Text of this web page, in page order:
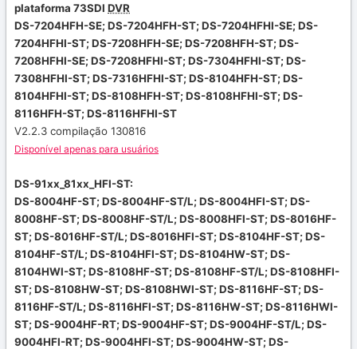
plataforma 73SDI DVR
DS-7204HFH-SE;DS-7204HFH-ST;DS-7204HFHI-SE;DS-
7204HFHI-ST;DS-7208HFH-SE;DS-7208HFH-ST;DS-
7208HFHI-SE;DS-7208HFHI-ST;DS-7304HFHI-ST;DS-
7308HFHI-ST;DS-7316HFHI-ST;DS-8104HFH-ST;DS-
8104HFHI-ST;DS-8108HFH-ST;DS-8108HFHI-ST;DS-
8116HFH-ST;DS-8116HFHI-ST
V2.2.3 compilação 130816
Disponível apenas para usuários
DS-91xx_81xx_HFI-ST:
DS-8004HF-ST; DS-8004HF-ST/L; DS-8004HFI-ST; DS-
8008HF-ST; DS-8008HF-ST/L; DS-8008HFI-ST; DS-8016HF-
ST; DS-8016HF-ST/L; DS-8016HFI-ST; DS-8104HF-ST; DS-
8104HF-ST/L; DS-8104HFI-ST; DS-8104HW-ST; DS-
8104HWI-ST; DS-8108HF-ST; DS-8108HF-ST/L; DS-8108HFI-
ST; DS-8108HW-ST; DS-8108HWI-ST; DS-8116HF-ST; DS-
8116HF-ST/L; DS-8116HFI-ST; DS-8116HW-ST; DS-8116HWI-
ST; DS-9004HF-RT; DS-9004HF-ST; DS-9004HF-ST/L; DS-
9004HFI-RT; DS-9004HFI-ST; DS-9004HW-ST; DS-